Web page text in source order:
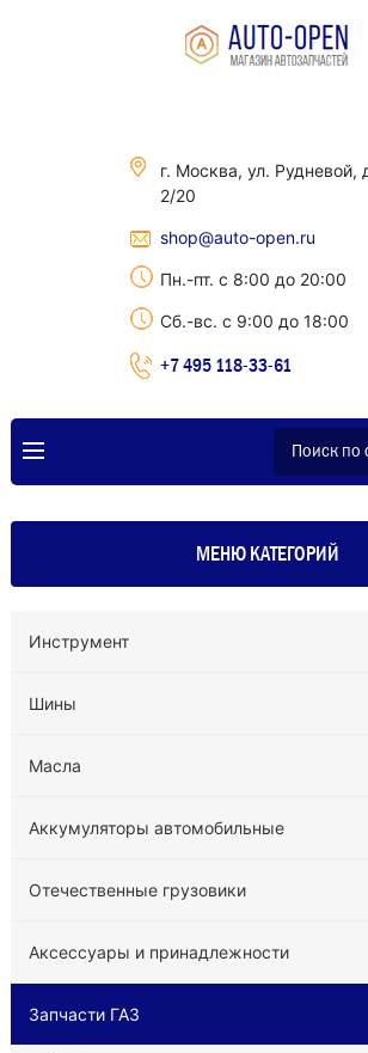
г. Москва, ул. Рудневой,
2/20
shop@auto-open.ru
Пн.-пт. с 8:00 до 20:00
Сб.-вс. с 9:00 до 18:00
+7 495 118-33-61
МЕНЮ КАТЕГОРИЙ
Инструмент
Шины
Масла
Аккумуляторы автомобильные
Отечественные грузовики
Аксессуары и принадлежности
Запчасти ГАЗ